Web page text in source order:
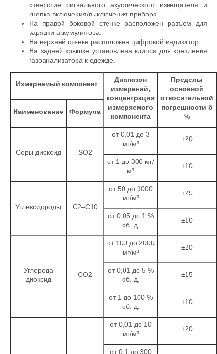
отверстие сигнального акустического извещателя и
кнопка включения/выключения прибора.
На правой боковой стенке расположен разъем для
зарядки аккумулятора.
На верхней стенке расположен цифровой индикатор
На задней крышке установлена клипса для крепления
газоанализатора к одежде.
Измеряемый компонент
Диапазон
измерений,
концентрация
измеряемого
компонента
Пределы
основной
относительной
погрешности δ
%
Наименование Формула
Серы диоксид SO2
от 0,01 до 3
мг/м³
±20
от 1 до 300 мг/
м³
±10
Углеводороды С2–С10
от 50 до 3000
мг/м³
±25
от 0,05 до 1 %
об. д.
±10
Углерода
диоксид
СО2
от 100 до 2000
мг/м³
±20
от 0,01 до 5 %
об. д.
±15
от 1 до 100 %
об. д.
±10
от 0,01 до 10
мг/м³
±20
от 0,1 до 300